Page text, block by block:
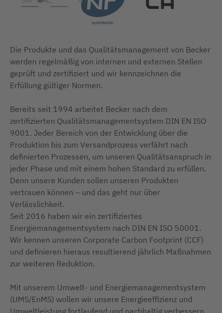
Die Produkte und das Qualitätsmanagement von Becker
werden regelmäßig von internen und externen Stellen
geprüft und zertifiziert und wir kennzeichnen die
Erfüllung gültiger Normen.
Bereits seit 1994 arbeitet Becker nach dem
zertifizierten Qualitätsmanagementsystem DIN EN ISO
9001. Jeder Bereich von der Entwicklung über die
Produktion bis zum Versandprozess verfährt nach
definierten Prozessen, um unseren Qualitätsanspruch in
jeder Phase und mit einem hohen Standard zu erfüllen.
Denn unsere Kunden sollen unseren Produkten
vertrauen können – und das geht nur über
Verlässlichkeit.
Seit 2016 haben wir ein zertifiziertes
Energiemanagementsystem nach DIN EN ISO 50001.
Wir kennen unseren Corporate Carbon Footprint (CCF)
und definieren hieraus resultierend jährlich Maßnahmen
zur weiteren Reduktion.
Mit unserem Umwelt- und Energiemanagementsystem
(UMS/EnMS) wollen wir unsere Energieeffizienz und
Umweltleistung fortlaufend und nachhaltig verbessern.